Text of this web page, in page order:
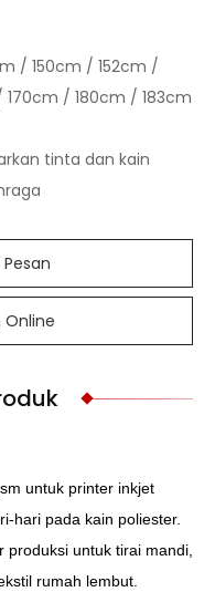
/ 150cm / 152cm /
/ 180cm / 183cm
tinta dan kain
untuk printer inkjet
hari pada kain poliester.
produksi untuk tirai mandi,
rumah lembut.